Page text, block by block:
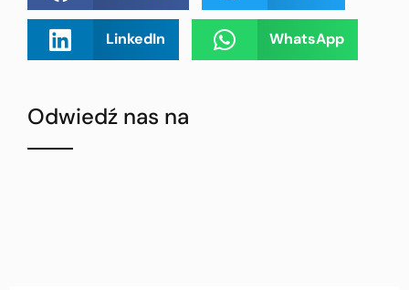
LinkedIn WhatsApp
Odwiedź nas na